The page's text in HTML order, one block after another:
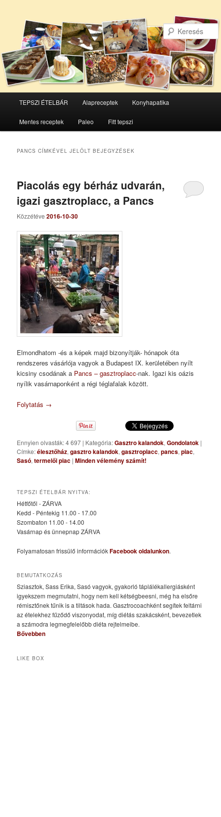
Tovább
az
elsődleges
Tovább
a
másodlagos
TEPSZI ÉTELBÁR Alapreceptek Konyhapatika
Mentes receptek Paleo Fitt tepszi
PANCS CÍMKÉVEL JELÖLT BEJEGYZÉSEK
Piacolás egy bérház udvarán,
igazi gasztroplacc, a Pancs
Közzétéve2016-10-30
Elmondhatom -és a képek majd bizonyítják- hónapok óta
rendszeres vásárlója vagyok a Budapest IX. kerületében nyílt
kicsiny csodának a Pancs – gasztroplacc-nak. Igazi kis oázis
nyílik vasárnaponként a régi téglafalak között.
Folytatás →
Ennyien olvasták: 4 697 | Kategória:Gasztro kalandok,Gondolatok |
Címke:élesztőház,gasztro kalandok,gasztroplacc,pancs,piac,
Sasó,termelői piac |Minden vélemény számít!
TEPSZI ÉTELBÁR NYITVA:
Hétfőtől - ZÁRVA
Kedd - Péntekig 11.00 - 17.00
Szombaton 11.00 - 14.00
Vasárnap és ünnepnap ZÁRVA
Folyamatosan frissülő információkFacebook oldalunkon.
BEMUTATKOZÁS
Sziasztok, Sass Erika, Sasó vagyok, gyakorló táplálékallergiásként
igyekszem megmutatni, hogy nem kell kétségbeesni, még ha elsőre
rémisztőnek tűnik is a tiltások hada. Gasztrocoachként segítek feltárni
az ételekhez fűződő viszonyodat, míg diétás szakácsként, bevezetlek
a számodra legmegfelelőbb diéta rejtelmeibe.
Bővebben
LIKE BOX